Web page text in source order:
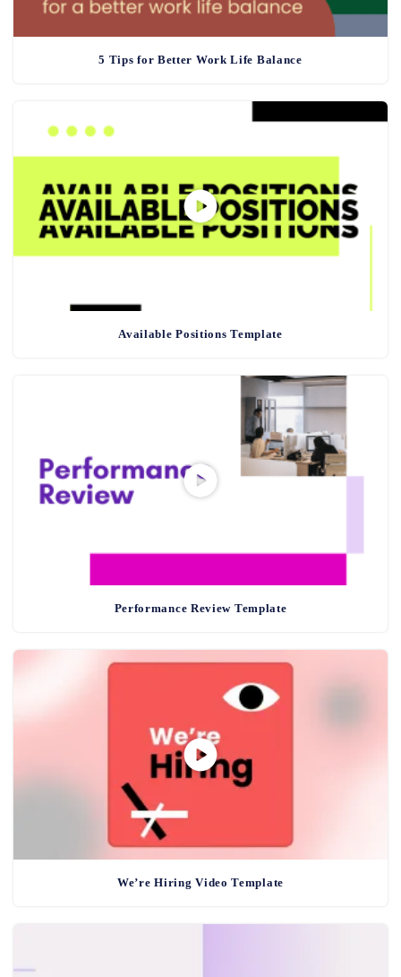
5 Tips for Better Work Life Balance
Available Positions Template
Performance Review Template
We’re Hiring Video Template